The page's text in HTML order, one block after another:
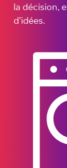
la décision,
d’idées.